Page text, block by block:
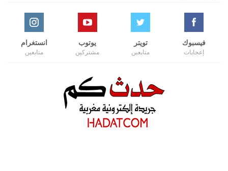
فيسبوك
إعجابات
تويتر
متابعين
يوتوب
مشتركين
انستغرام
متابعين